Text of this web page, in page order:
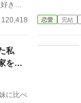
きな
あった
と告げ
っと目
いのが
の
略結婚
、親
恋愛 完結
私
を出
まり
に比べ